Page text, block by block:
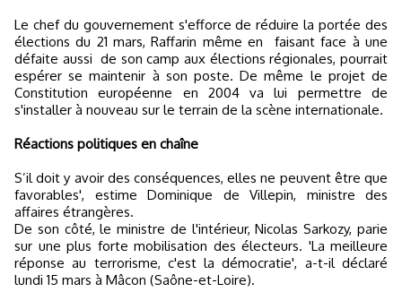
Le chef du gouvernement s'efforce de réduire la portée des
élections du 21 mars, Raffarin même en
faisant face à une
défaite aussi de son camp aux élections régionales, pourrait
espérer se maintenir à son poste. De même le projet de
Constitution européenne en 2004 va lui permettre de
s'installer à nouveau sur le terrain de la scène internationale.
Réactions politiques en chaîne
S’il doit y avoir des conséquences, elles ne peuvent être que
favorables', estime Dominique de Villepin, ministre des
affaires étrangères.
De son côté, le ministre de l'intérieur, Nicolas Sarkozy, parie
sur une plus forte mobilisation des électeurs. 'La meilleure
réponse au terrorisme, c'est la démocratie', a-t-il déclaré
lundi 15 mars à Mâcon (Saône-et-Loire).